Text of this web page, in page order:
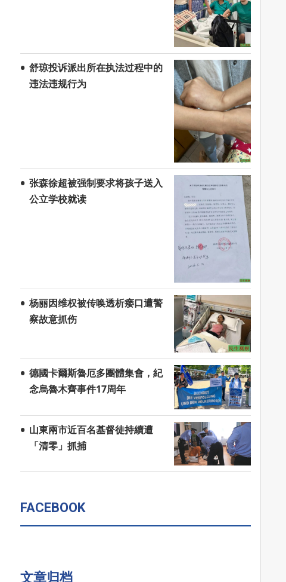
舒琼投诉派出所在执法过程中的
违法违规行为
张森徐超被强制要求将孩子送入
公立学校就读
杨丽因维权被传唤透析瘘口遭警
察故意抓伤
德國卡爾斯魯厄多團體集會，紀
念烏魯木齊事件17周年
山東兩市近百名基督徒持續遭
「清零」抓捕
FACEBOOK
文章归档